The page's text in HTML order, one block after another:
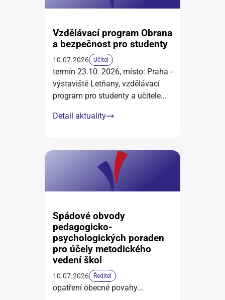
Vzdělávací program Obrana
a bezpečnost pro studenty
10.07.2026 Učitel
termín 23.10. 2026, místo: Praha -
výstaviště Letňany, vzdělávací
program pro studenty a učitele...
Detail aktuality
Spádové obvody
pedagogicko-
psychologických poraden
pro účely metodického
vedení škol
10.07.2026 Ředitel
opatření obecné povahy...